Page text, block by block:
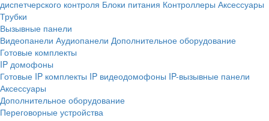
диспетчерского контроля Блоки питания Контроллеры Аксессуары
Трубки
Вызывные панели
Видеопанели Аудиопанели Дополнительное оборудование
Готовые комплекты
IP домофоны
Готовые IP комплекты IP видеодомофоны IP-вызывные панели
Аксессуары
Дополнительное оборудование
Переговорные устройства